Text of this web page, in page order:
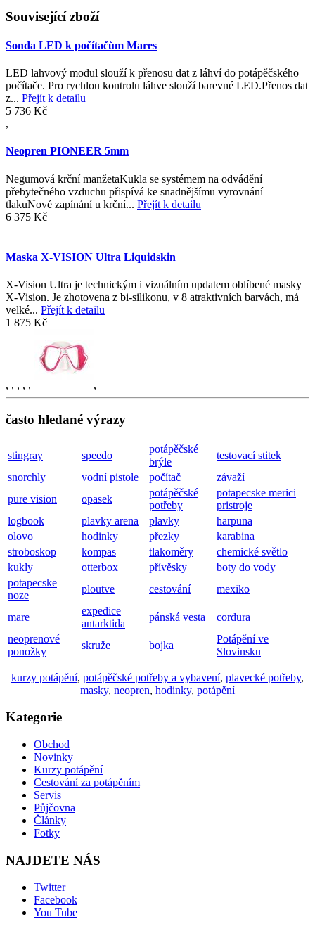
Související zboží
Sonda LED k počítačům Mares
LED lahvový modul slouží k přenosu dat z láhví do potápěčského
počítače. Pro rychlou kontrolu láhve slouží barevné LED.Přenos dat
z... Přejít k detailu
5 736 Kč
,
Neopren PIONEER 5mm
Negumová krční manžetaKukla se systémem na odvádění
přebytečného vzduchu přispívá ke snadnějšímu vyrovnání
tlakuNové zapínání u krční... Přejít k detailu
6 375 Kč
Maska X-VISION Ultra Liquidskin
X-Vision Ultra je technickým i vizuálním updatem oblíbené masky
X-Vision. Je zhotovena z bi-silikonu, v 8 atraktivních barvách, má
velké... Přejít k detailu
1 875 Kč
, , , , , ,
často hledané výrazy
stingray speedo
potápěčské
brýle
testovací stitek
snorchly
vodní pistole počítač
závaží
pure vision
opasek
potápěčské
potřeby
potapecske merici
pristroje
logbook
plavky arena plavky
harpuna
olovo
hodinky přezky
karabina
stroboskop
kompas tlakoměry
chemické světlo
kukly
otterbox přívěsky
boty do vody
potapecske
noze
ploutve cestování mexiko
mare
expedice
antarktida
pánská vesta
cordura
neoprenové
ponožky
skruže bojka
Potápění ve
Slovinsku
kurzy potápění, potápěčské potřeby a vybavení, plavecké potřeby,
masky, neopren, hodinky, potápění
Kategorie
Obchod
Novinky
Kurzy potápění
Cestování za potápěním
Servis
Půjčovna
Články
Fotky
NAJDETE NÁS
Twitter
Facebook
You Tube